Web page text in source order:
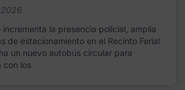
incrementa la presencia policial, amplía
de estacionamiento en el Recinto Ferial
un nuevo autobús circular para
con los